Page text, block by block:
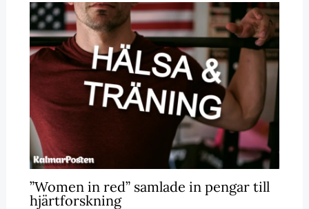
”Women in red” samlade in pengar till
hjärtforskning